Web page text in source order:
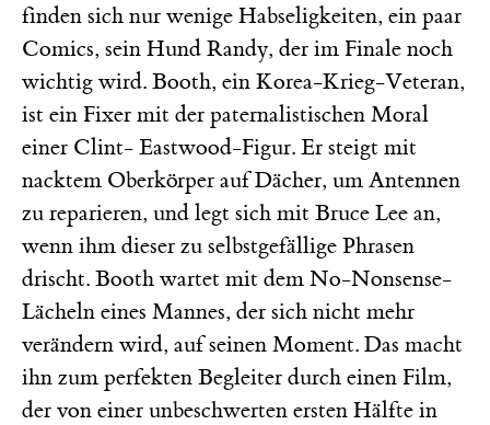
finden sich nur wenige Habseligkeiten, ein paar
Comics, sein Hund Randy, der im Finale noch
wichtig wird. Booth, ein Korea-Krieg-Veteran,
ist ein Fixer mit der paternalistischen Moral
einer Clint- Eastwood-Figur. Er steigt mit
nacktem Oberkörper auf Dächer, um Antennen
zu reparieren, und legt sich mit Bruce Lee an,
wenn ihm dieser zu selbstgefällige Phrasen
drischt. Booth wartet mit dem No-Nonsense-
Lächeln eines Mannes, der sich nicht mehr
verändern wird, auf seinen Moment. Das macht
ihn zum perfekten Begleiter durch einen Film,
der von einer unbeschwerten ersten Hälfte in